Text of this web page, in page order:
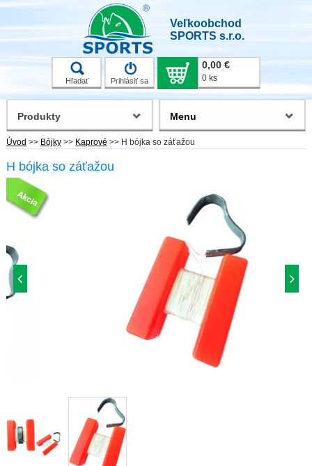
Veľkoobchod
SPORTS s.r.o.
Hľadať Prihlásiť sa
0,00 €
0 ks
Úvod >> Bójky >> Kaprové >> H bójka so záťažou
H bójka so záťažou
Produkty Menu